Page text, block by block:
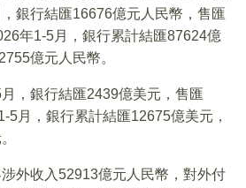
銀行結匯16676億元人民幣，售匯
年1-5月，銀行累計結匯87624億
億元人民幣。
，銀行結匯2439億美元，售匯
5月，銀行累計結匯12675億美元，
外收入52913億元人民幣，對外付